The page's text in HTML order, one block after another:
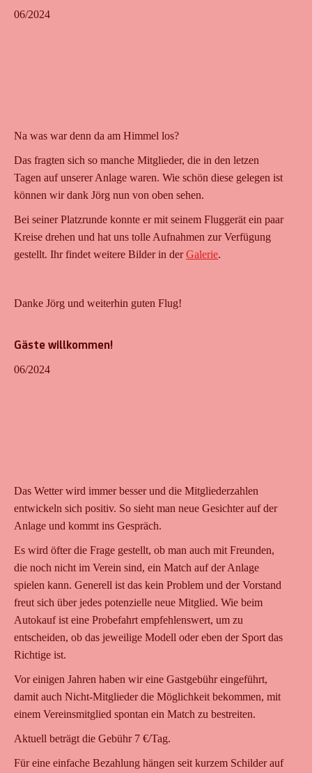
06/2024
Na was war denn da am Himmel los?
Das fragten sich so manche Mitglieder, die in den letzen
Tagen auf unserer Anlage waren. Wie schön diese gelegen ist
können wir dank Jörg nun von oben sehen.
Bei seiner Platzrunde konnte er mit seinem Fluggerät ein paar
Kreise drehen und hat uns tolle Aufnahmen zur Verfügung
gestellt. Ihr findet weitere Bilder in derGalerie.
Danke Jörg und weiterhin guten Flug!
Gäste willkommen!
06/2024
Das Wetter wird immer besser und die Mitgliederzahlen
entwickeln sich positiv. So sieht man neue Gesichter auf der
Anlage und kommt ins Gespräch.
Es wird öfter die Frage gestellt, ob man auch mit Freunden,
die noch nicht im Verein sind, ein Match auf der Anlage
spielen kann. Generell ist das kein Problem und der Vorstand
freut sich über jedes potenzielle neue Mitglied. Wie beim
Autokauf ist eine Probefahrt empfehlenswert, um zu
entscheiden, ob das jeweilige Modell oder eben der Sport das
Richtige ist.
Vor einigen Jahren haben wir eine Gastgebühr eingeführt,
damit auch Nicht-Mitglieder die Möglichkeit bekommen, mit
einem Vereinsmitglied spontan ein Match zu bestreiten.
Aktuell beträgt die Gebühr 7 €/Tag.
Für eine einfache Bezahlung hängen seit kurzem Schilder auf